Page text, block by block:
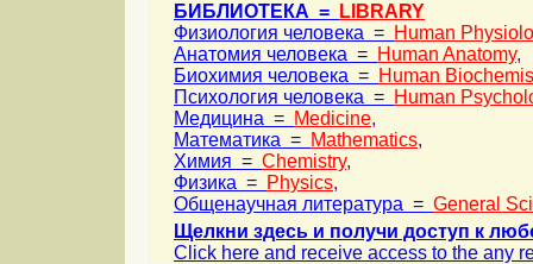
БИБЛИОТЕКА =
LIBRARY
Физиология человека = Human
Анатомия человека = Human Anatomy,
Биохимия человека = Human
Психология человека = Human
Медицина = Medicine,
Математика = Mathematics,
Химия = Chemistry,
Физика = Physics,
Общенаучная литература = General
Щелкни здесь и получи доступ к
Click here and receive access to the any